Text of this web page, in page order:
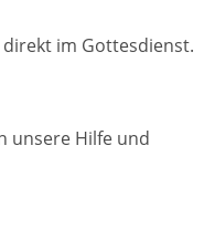
im Gottesdienst.
unsere Hilfe und